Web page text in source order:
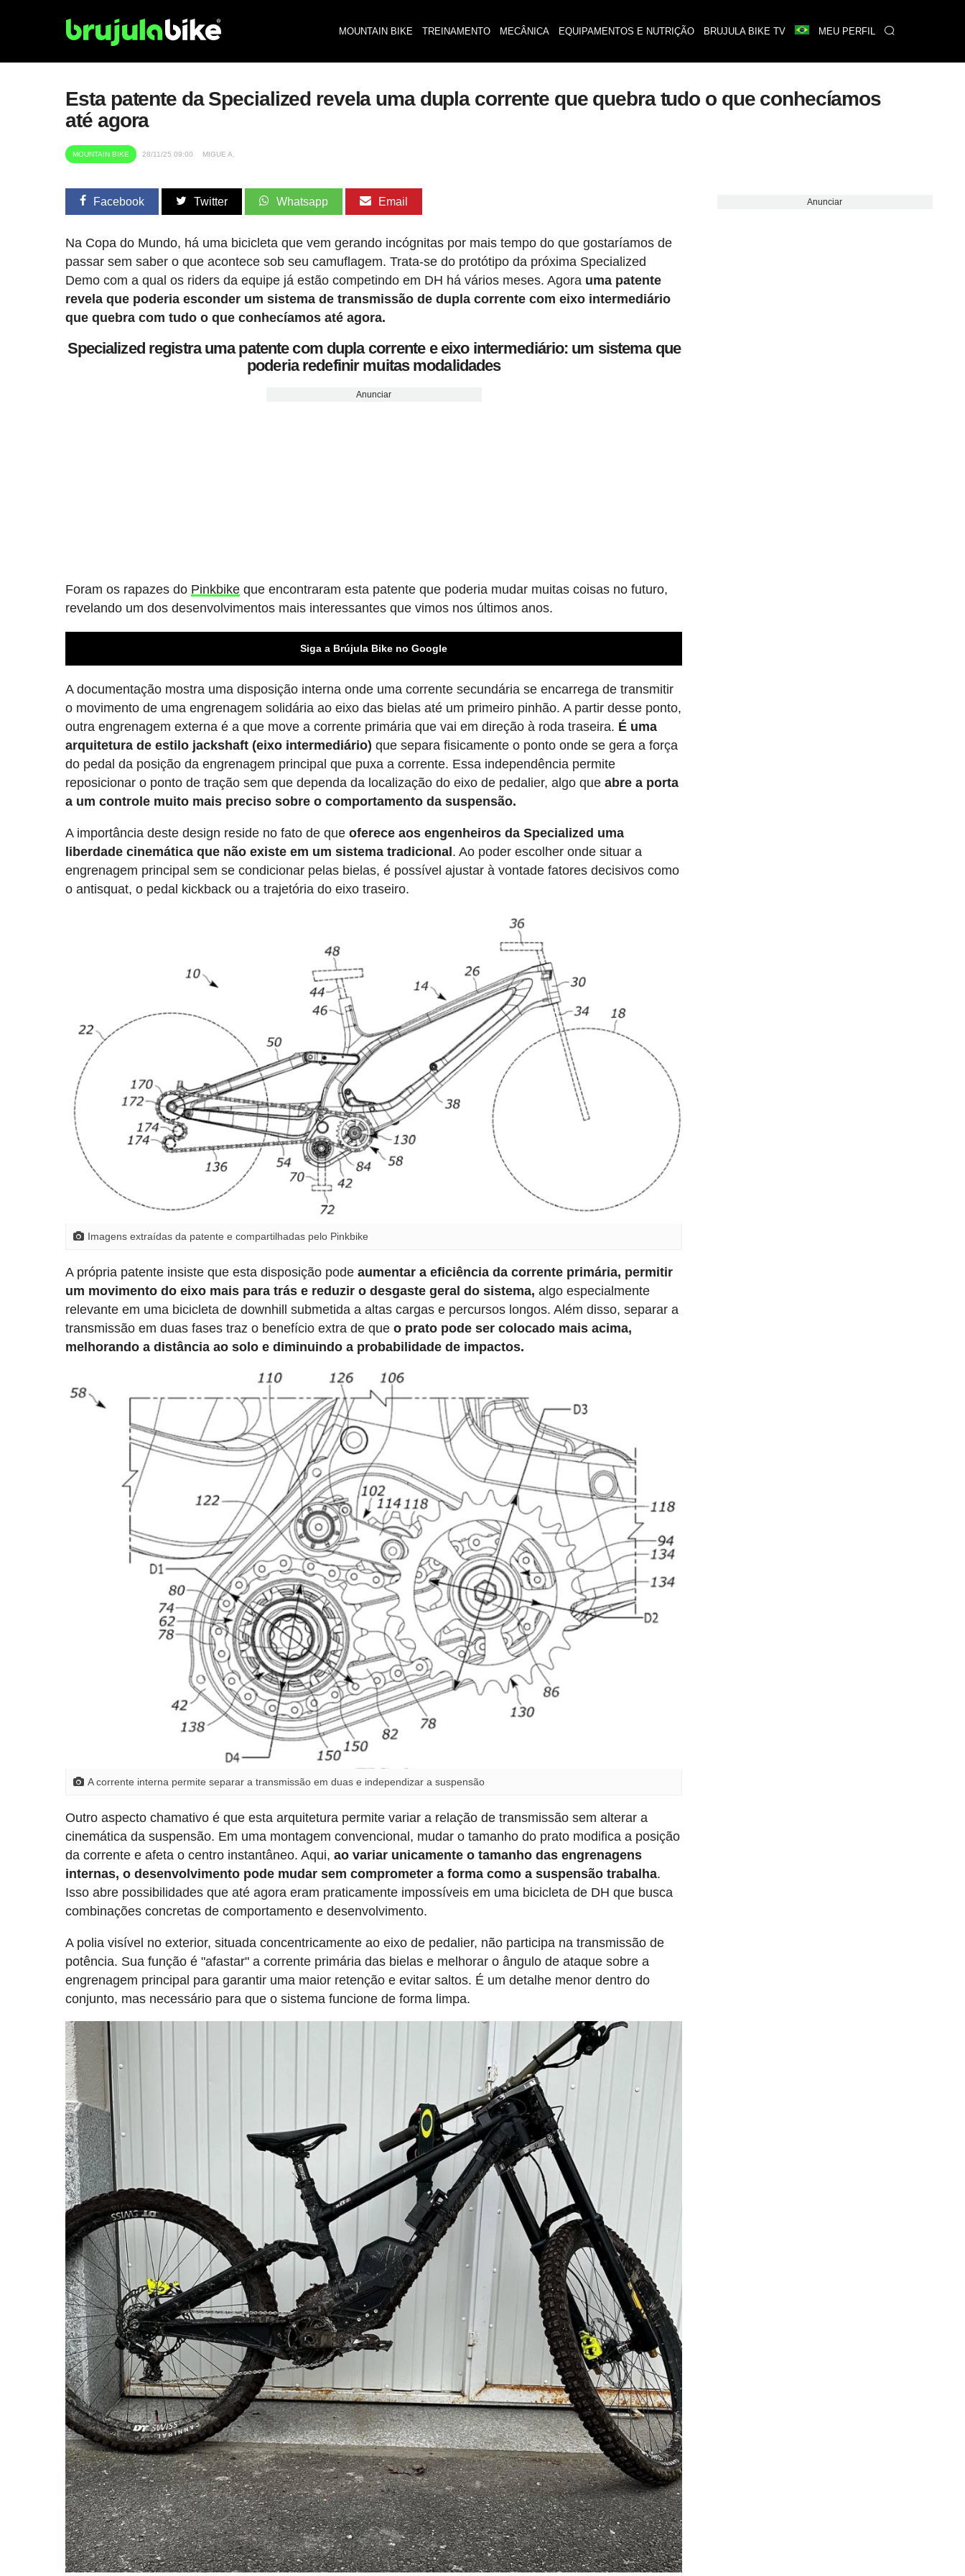
MOUNTAIN BIKE TREINAMENTO MECÂNICA EQUIPAMENTOS E NUTRIÇÃO BRUJULA BIKE TV MEU PERFIL
Esta patente da Specialized revela uma dupla corrente que quebra tudo o que conhecíamos
até agora
MOUNTAIN BIKE 28/11/25 09:00 MIGUE A.
Facebook Twitter Whatsapp Email
Na Copa do Mundo, há uma bicicleta que vem gerando incógnitas por mais tempo do que gostaríamos de
passar sem saber o que acontece sob seu camuflagem. Trata-se do protótipo da próxima Specialized
Demo com a qual os riders da equipe já estão competindo em DH há vários meses. Agora uma patente
revela que poderia esconder um sistema de transmissão de dupla corrente com eixo intermediário
que quebra com tudo o que conhecíamos até agora.
Specialized registra uma patente com dupla corrente e eixo intermediário: um sistema que
poderia redefinir muitas modalidades
Anunciar
Foram os rapazes do Pinkbike que encontraram esta patente que poderia mudar muitas coisas no futuro,
revelando um dos desenvolvimentos mais interessantes que vimos nos últimos anos.
Siga a Brújula Bike no Google
A documentação mostra uma disposição interna onde uma corrente secundária se encarrega de transmitir
o movimento de uma engrenagem solidária ao eixo das bielas até um primeiro pinhão. A partir desse ponto,
outra engrenagem externa é a que move a corrente primária que vai em direção à roda traseira. É uma
arquitetura de estilo jackshaft (eixo intermediário) que separa fisicamente o ponto onde se gera a força
do pedal da posição da engrenagem principal que puxa a corrente. Essa independência permite
reposicionar o ponto de tração sem que dependa da localização do eixo de pedalier, algo queabre a porta
a um controle muito mais preciso sobre o comportamento da suspensão.
A importância deste design reside no fato de queoferece aos engenheiros da Specialized uma
liberdade cinemática que não existe em um sistema tradicional . Ao poder escolher onde situar a
engrenagem principal sem se condicionar pelas bielas, é possível ajustar à vontade fatores decisivos como
o antisquat, o pedal kickback ou a trajetória do eixo traseiro.
Imagens extraídas da patente e compartilhadas pelo Pinkbike
A própria patente insiste que esta disposição podeaumentar a eficiência da corrente primária, permitir
um movimento do eixo mais para trás e reduzir o desgaste geral do sistema, algo especialmente
relevante em uma bicicleta de downhill submetida a altas cargas e percursos longos. Além disso, separar a
transmissão em duas fases traz o benefício extra de queo prato pode ser colocado mais acima,
melhorando a distância ao solo e diminuindo a probabilidade de impactos.
A corrente interna permite separar a transmissão em duas e independizar a suspensão
Outro aspecto chamativo é que esta arquitetura permite variar a relação de transmissão sem alterar a
cinemática da suspensão. Em uma montagem convencional, mudar o tamanho do prato modifica a posição
da corrente e afeta o centro instantâneo. Aqui,ao variar unicamente o tamanho das engrenagens
internas, o desenvolvimento pode mudar sem comprometer a forma como a suspensão trabalha.
Isso abre possibilidades que até agora eram praticamente impossíveis em uma bicicleta de DH que busca
combinações concretas de comportamento e desenvolvimento.
A polia visível no exterior, situada concentricamente ao eixo de pedalier, não participa na transmissão de
potência. Sua função é "afastar" a corrente primária das bielas e melhorar o ângulo de ataque sobre a
engrenagem principal para garantir uma maior retenção e evitar saltos. É um detalhe menor dentro do
conjunto, mas necessário para que o sistema funcione de forma limpa.
Anunciar